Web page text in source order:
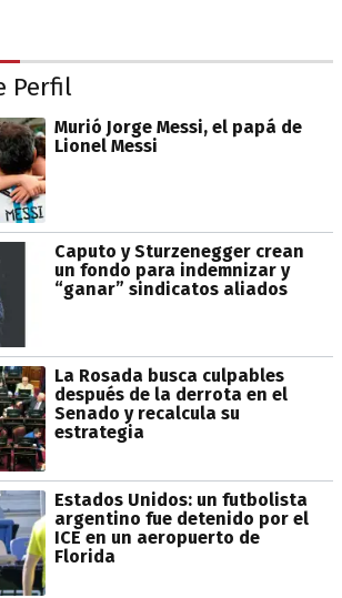
Perfil
Murió Jorge Messi, el papá de
Lionel Messi
Caputo y Sturzenegger crean
un fondo para indemnizar y
“ganar” sindicatos aliados
La Rosada busca culpables
después de la derrota en el
Senado y recalcula su
estrategia
Estados Unidos: un futbolista
argentino fue detenido por el
ICE en un aeropuerto de
Florida